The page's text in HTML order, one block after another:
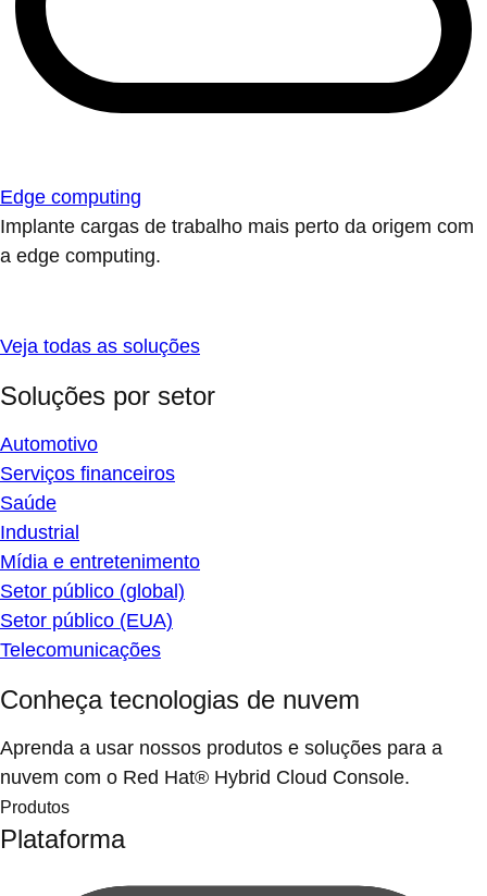
Edge computing
Implante cargas de trabalho mais perto da origem com
a edge computing.
Veja todas as soluções
Soluções por setor
Automotivo
Serviços financeiros
Saúde
Industrial
Mídia e entretenimento
Setor público (global)
Setor público (EUA)
Telecomunicações
Conheça tecnologias de nuvem
Aprenda a usar nossos produtos e soluções para a
nuvem com o Red Hat® Hybrid Cloud Console.
Produtos
Plataforma